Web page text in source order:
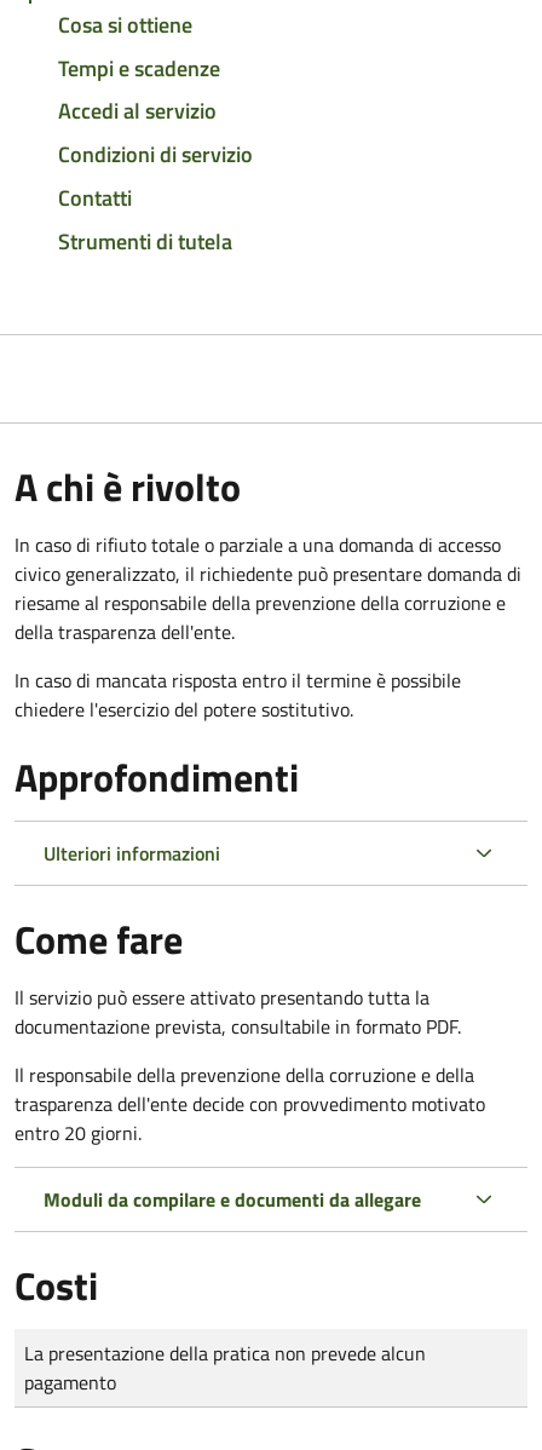
Cosa si ottiene
Tempi e scadenze
Accedi al servizio
Condizioni di servizio
Contatti
Strumenti di tutela
A chi è rivolto
In caso di rifiuto totale o parziale a una domanda di accesso
civico generalizzato, il richiedente può presentare domanda di
riesame al responsabile della prevenzione della corruzione e
della trasparenza dell'ente.
In caso di mancata risposta entro il termine è possibile
chiedere l'esercizio del potere sostitutivo.
Approfondimenti
Ulteriori informazioni
Come fare
Il servizio può essere attivato presentando tutta la
documentazione prevista, consultabile in formato PDF.
Il responsabile della prevenzione della corruzione e della
trasparenza dell'ente decide con provvedimento motivato
entro 20 giorni.
Moduli da compilare e documenti da allegare
Costi
Tipo di pagamento
Importo
La presentazione della pratica non prevede alcun
pagamento